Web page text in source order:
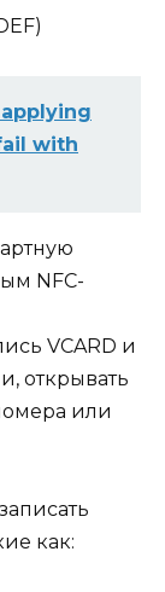
with
NFC-
VCARD и
открывать
или
как: